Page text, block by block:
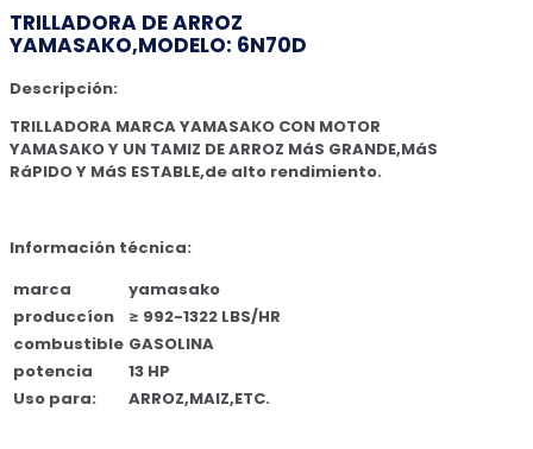
TRILLADORA DE ARROZ
YAMASAKO,MODELO: 6N70D
Descripción:
TRILLADORA MARCA YAMASAKO CON MOTOR
YAMASAKO Y UN TAMIZ DE ARROZ MáS GRANDE,MáS
RáPIDO Y MáS ESTABLE,de alto rendimiento.
Información técnica:
marca
yamasako
produccíon
≥ 992-1322 LBS/HR
combustible GASOLINA
potencia
13 HP
Uso para:
ARROZ,MAIZ,ETC.